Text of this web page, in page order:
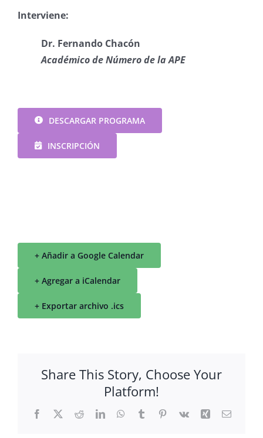
Interviene:
Dr. Fernando Chacón
Académico de Número de la APE
DESCARGAR PROGRAMA
INSCRIPCIÓN
+ Añadir a Google Calendar
+ Agregar a iCalendar
+ Exportar archivo .ics
Share This Story, Choose Your
Platform!
Facebook
X RedditLinkedInWhatsApp
TumblrPinterest
Vk Xing Correo